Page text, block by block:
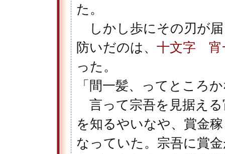
た。
しかし歩にその刃が
防いだのは、 十文字 宵
った。
「間一髪、ってところ
言って宗吾を見据える
を知るやいなや、賞金
なっていた。宗吾に賞